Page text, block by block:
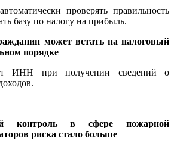
проверять правильность
базу по налогу на прибыль.
может встать на налоговый
порядке
ИНН при получении сведений о
контроль в сфере пожарной
риска стало больше